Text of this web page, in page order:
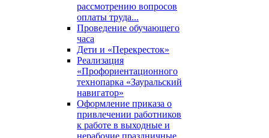
рассмотрению вопросов
оплаты труда...
Проведение обучающего
часа
Дети и «Перекресток»
Реализация
«Профориентационного
технопарка «Зауральский
навигатор»
Оформление приказа о
привлечении работников
к работе в выходные и
нерабочие праздничные